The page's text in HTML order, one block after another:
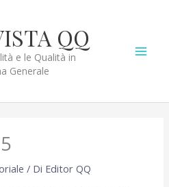
QQ
e le Qualità in
Generale
/ Di Editor QQ